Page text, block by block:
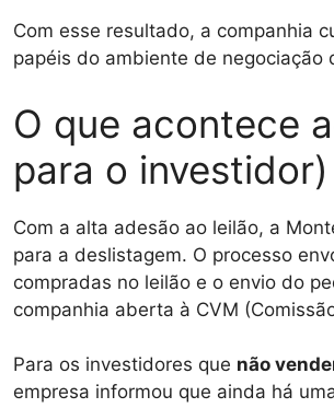
Com esse resultado, a companhia
papéis do ambiente de negociação
O que acontece
para o investidor)
Com a alta adesão ao leilão, a
para a deslistagem. O processo
compradas no leilão e o envio do
companhia aberta à CVM
Para os investidores que não
empresa informou que ainda há